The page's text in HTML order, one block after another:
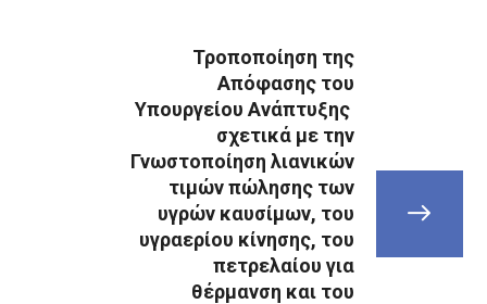
Τροποποίηση της
Απόφασης του
Υπουργείου Ανάπτυξης
σχετικά με την
Γνωστοποίηση λιανικών
τιμών πώλησης των
υγρών καυσίμων, του
υγραερίου κίνησης, του
πετρελαίου για
θέρμανση και του